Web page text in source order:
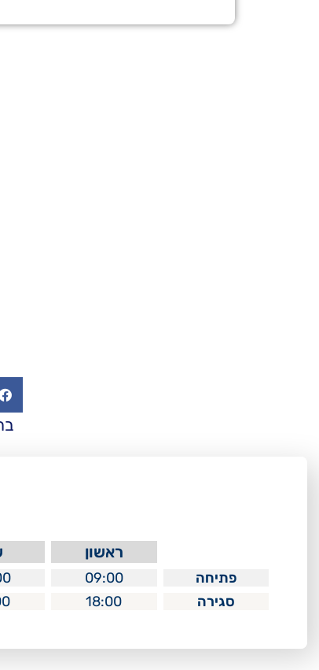
ראשון
פתיחה 09:00
סגירה
18:00